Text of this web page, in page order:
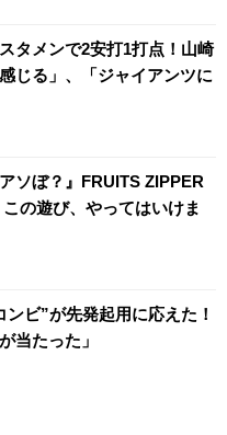
タメンで2安打1打点！山崎
じる」、「ジャイアンツに
ソぼ？』FRUITS ZIPPER
の遊び、やってはいけま
ンビ”が先発起用に応えた！
当たった」